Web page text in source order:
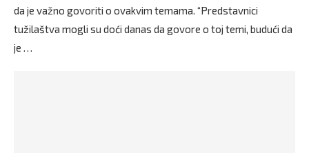
da je važno govoriti o ovakvim temama. “Predstavnici
tužilaštva mogli su doći danas da govore o toj temi, budući da
je …